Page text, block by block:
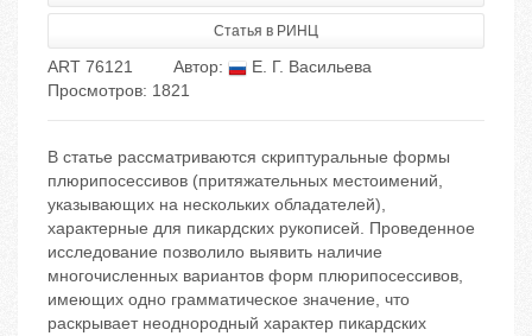
Статья в РИНЦ
ART 76121 Автор:
Е. Г. Васильева
Просмотров: 1821
В статье рассматриваются скриптуральные формы
плюрипосессивов (притяжательных местоимений,
указывающих на нескольких обладателей),
характерные для пикардских рукописей. Проведенное
исследование позволило выявить наличие
многочисленных вариантов форм плюрипосессивов,
имеющих одно грамматическое значение, что
раскрывает неоднородный характер пикардских